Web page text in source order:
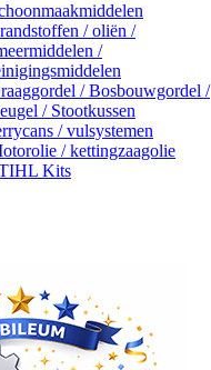
/ oliën /
/
/ Bosbouwgordel /
/ Stootkussen
/ vulsystemen
/ kettingzaagolie
Kits